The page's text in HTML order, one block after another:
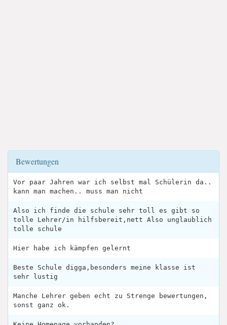
Bewertungen
Vor paar Jahren war ich selbst mal Schülerin da..
kann man machen.. muss man nicht
Also ich finde die schule sehr toll es gibt so
tolle Lehrer/in hilfsbereit,nett Also unglaublich
tolle schule
Hier habe ich kämpfen gelernt
Beste Schule digga,besonders meine klasse ist
sehr lustig
Manche Lehrer geben echt zu Strenge bewertungen,
sonst ganz ok.